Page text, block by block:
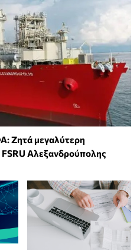
Ζητά μεγαλύτερη
FSRU Αλεξανδρούπολης